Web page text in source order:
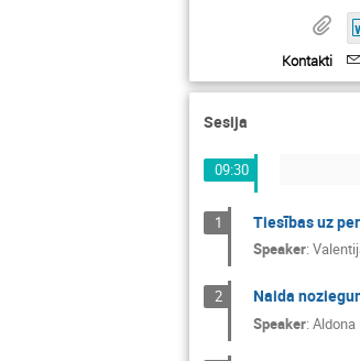
Kontakti
Sesija
09:30
1 Tiesības uz
Speaker:
2 Naida
Speaker: Aldona